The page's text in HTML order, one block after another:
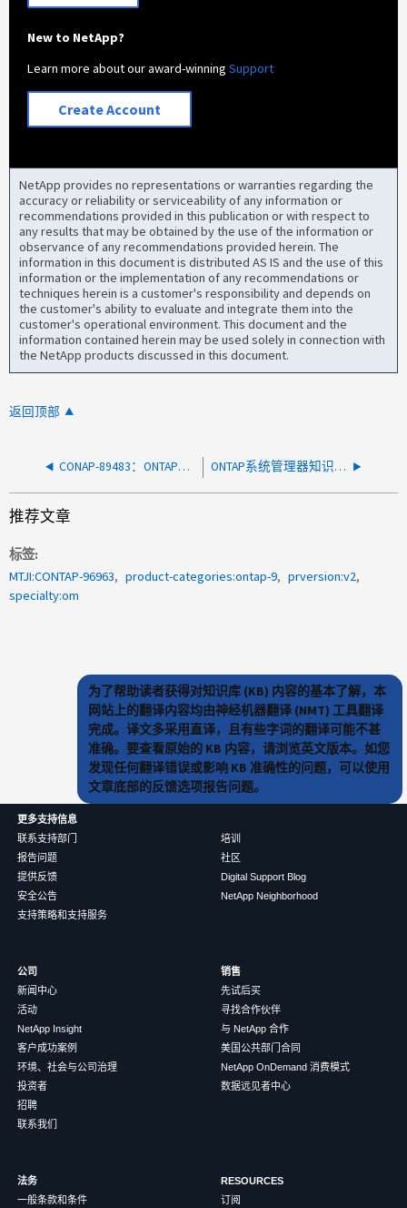
New to NetApp?
Learn more about our award-winningSupport
Create Account
NetApp provides no representations or warranties regarding the
accuracy or reliability or serviceability of any information or
recommendations provided in this publication or with respect to
any results that may be obtained by the use of the information or
observance of any recommendations provided herein. The
information in this document is distributed AS IS and the use of this
information or the implementation of any recommendations or
techniques herein is a customer's responsibility and depends on
the customer's ability to evaluate and integrate them into the
customer's operational environment. This document and the
information contained herein may be used solely in connection with
the NetApp products discussed in this document.
返回顶部
CONAP-89483：ONTAP系统管理器：文件系统资源管理器目录列表异常 ONTAP系统管理器知识库文章
推荐文章
标签
MTJI:CONTAP-96963
product-categories:ontap-9
prversion:v2
specialty:om
为了帮助读者获得对知识库 (KB) 内容的基本了解，本
网站上的翻译内容均由神经机器翻译 (NMT) 工具翻译
完成。译文多采用直译，且有些字词的翻译可能不甚
准确。要查看原始的 KB 内容，请浏览英文版本。如您
发现任何翻译错误或影响 KB 准确性的问题，可以使用
文章底部的反馈选项报告问题。
更多支持信息
联系支持部门
报告问题
提供反馈
安全公告
支持策略和支持服务
培训
社区
Digital Support Blog
NetApp Neighborhood
公司
新闻中心
活动
NetApp Insight
客户成功案例
环境、社会与公司治理
投资者
招聘
联系我们
销售
先试后买
寻找合作伙伴
与 NetApp 合作
美国公共部门合同
NetApp OnDemand 消费模式
数据远见者中心
法务
一般条款和条件
RESOURCES
订阅